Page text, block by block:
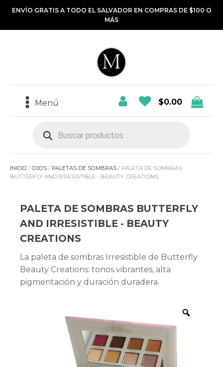
ENVÍO GRATIS A TODO EL SALVADOR EN COMPRAS DE $100 O
MÁS
Menú $0.00
Búsqueda
INICIO / OJOS / PALETAS DE SOMBRAS / PALETA DE SOMBRAS
BUTTERFLY AND IRRESISTIBLE - BEAUTY CREATIONS
PALETA DE SOMBRAS BUTTERFLY
AND IRRESISTIBLE - BEAUTY
CREATIONS
La paleta de sombras Irresistible de Butterfly
Beauty Creations: tonos vibrantes, alta
pigmentación y duración duradera.